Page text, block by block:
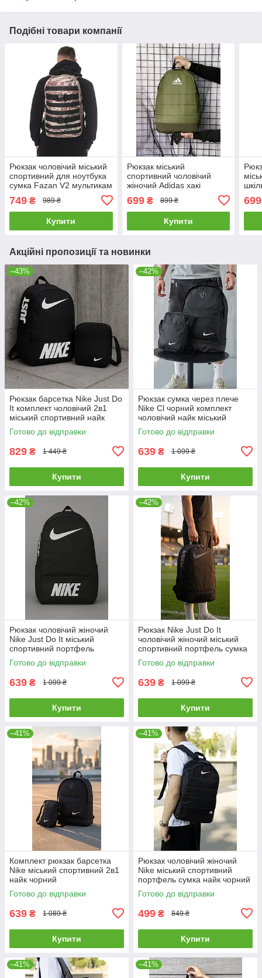
Подібні товари компанії
Рюкзак чоловічий міський
спортивний для ноутбука
сумка Fazan V2 мультикам
749 ₴ 989 ₴
Купити
Рюкзак міський
спортивний чоловічий
жіночий Adidas хакі
699₴ 899 ₴
Купити
699
Акційні пропозиції та новинки
–43%
Рюкзак барсетка Nike Just Do
It комплект чоловічий 2в1
міський спортивний найк
чорно-білий
Готово до відправки
829 ₴ 1 449 ₴
Купити
–42%
Рюкзак сумка через плече
Nike Cl чорний комплект
чоловічий найк міський
спортивний портфель
барсетка
Готово до відправки
639 ₴ 1 099 ₴
Купити
–42%
Рюкзак чоловічий жіночий
Nike Just Do It міський
спортивний портфель
шкільний найк
Готово до відправки
639 ₴ 1 099 ₴
Купити
–42%
Рюкзак Nike Just Do It
чоловічий жіночий міський
спортивний портфель сумка
найк
Готово до відправки
639 ₴ 1 099 ₴
Купити
–41%
Комплект рюкзак барсетка
Nike міський спортивний 2в1
найк чорний
Готово до відправки
639 ₴ 1 089 ₴
Купити
–41%
Рюкзак чоловічий жіночий
Nike міський спортивний
портфель сумка найк чорний
Готово до відправки
499 ₴ 849 ₴
Купити
–41% –41%